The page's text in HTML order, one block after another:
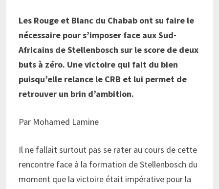
Les Rouge et Blanc du Chabab ont su faire le
nécessaire pour s’imposer face aux Sud-
Africains de Stellenbosch sur le score de deux
buts à zéro. Une victoire qui fait du bien
puisqu’elle relance le CRB et lui permet de
retrouver un brin d’ambition.
Par Mohamed Lamine
Il ne fallait surtout pas se rater au cours de cette
rencontre face à la formation de Stellenbosch du
moment que la victoire était impérative pour la